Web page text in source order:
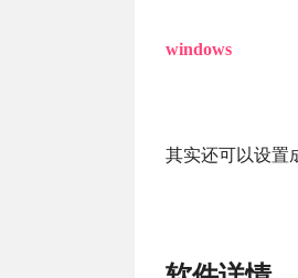
windows
其实还可以设置